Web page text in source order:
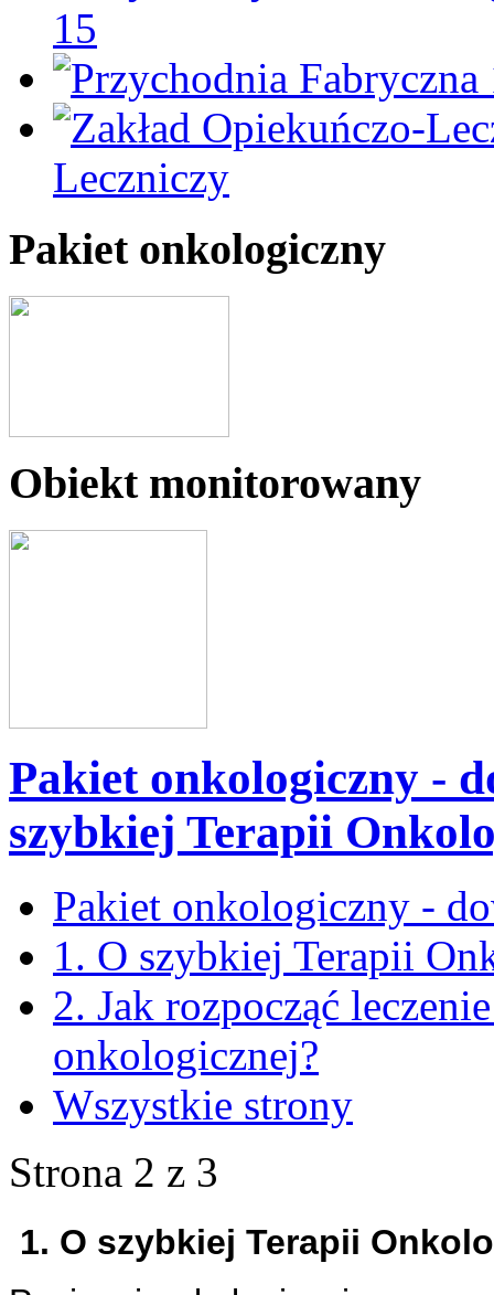
15
Leczniczy
Pakiet onkologiczny
Obiekt monitorowany
Pakiet onkologiczny -
szybkiej Terapii
Pakiet onkologiczny -
1. O szybkiej Terapii
2. Jak rozpocząć
onkologicznej?
Wszystkie strony
Strona 2 z 3
1. O szybkiej Terapii